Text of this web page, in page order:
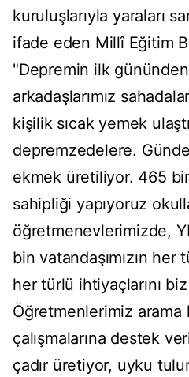
kuruluşlarıyla yaraları
ifade eden Millî Eğitim
"Depremin ilk
arkadaşlarımız
kişilik sıcak yemek
depremzedelere.
ekmek üretiliyor. 465
sahipliği yapıyoruz
öğretmenevlerimizde,
bin vatandaşımızın
her türlü ihtiyaçlarını biz
Öğretmenlerimiz arama
çalışmalarına destek
çadır üretiyor, uyku